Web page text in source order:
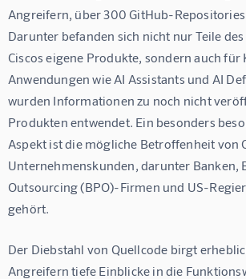
Angreifern, über 300 GitHub-Repositories
Darunter befanden sich nicht nur Teile
Ciscos eigene Produkte, sondern auch für
Anwendungen wie AI Assistants und AI
wurden Informationen zu noch nicht
Produkten entwendet. Ein besonders
Aspekt ist die mögliche Betroffenheit von
Unternehmenskunden, darunter Banken,
Outsourcing (BPO)-Firmen und US-
gehört.
Der Diebstahl von Quellcode birgt
Angreifern tiefe Einblicke in die